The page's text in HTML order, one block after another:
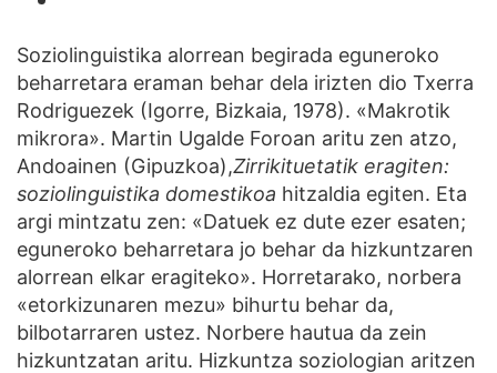
Soziolinguistika alorrean begirada eguneroko
beharretara eraman behar dela irizten dio Txerra
Rodriguezek (Igorre, Bizkaia, 1978). «Makrotik
mikrora». Martin Ugalde Foroan aritu zen atzo,
Andoainen (Gipuzkoa),Zirrikituetatik eragiten:
soziolinguistika domestikoa hitzaldia egiten. Eta
argi mintzatu zen: «Datuek ez dute ezer esaten;
eguneroko beharretara jo behar da hizkuntzaren
alorrean elkar eragiteko». Horretarako, norbera
«etorkizunaren mezu» bihurtu behar da,
bilbotarraren ustez. Norbere hautua da zein
hizkuntzatan aritu. Hizkuntza soziologian aritzen